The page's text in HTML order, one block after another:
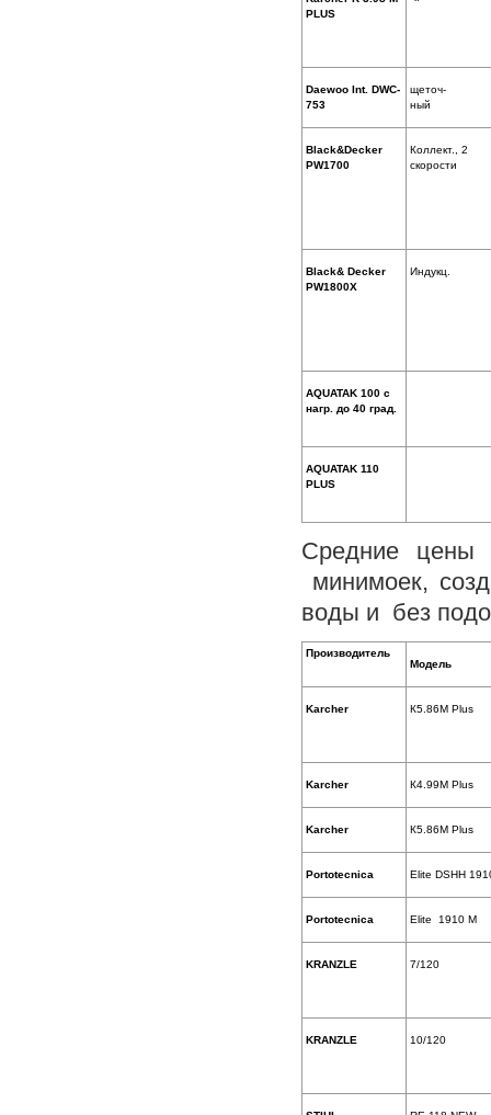
PLUS
Daewoo Int. DWC-
753
щеточ-
ный
Black&Decker
PW1700
Коллект., 2
скорости
Black& Decker
PW1800X
Индукц.
AQUATAK 100 с
нагр. до 40 град.
AQUATAK 110
PLUS
Средние цены
минимоек,
воды и без
Производитель
Модель
Karcher К5.86M Plus
Karcher К4.99M Plus
Karcher К5.86M Plus
Portotecnica Elite DSHH
Portotecnica Elite 1910 M
KRANZLE 7/120
KRANZLE 10/120